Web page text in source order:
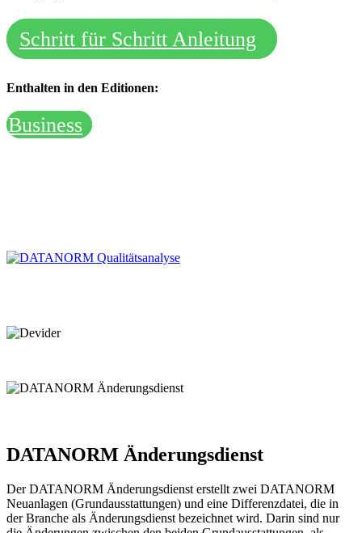
Schritt für Schritt Anleitung
Enthalten in den Editionen:
Business
DATANORM Änderungsdienst
Der DATANORM Änderungsdienst erstellt zwei DATANORM
Neuanlagen (Grundausstattungen) und eine Differenzdatei, die in
der Branche als Änderungsdienst bezeichnet wird. Darin sind nur